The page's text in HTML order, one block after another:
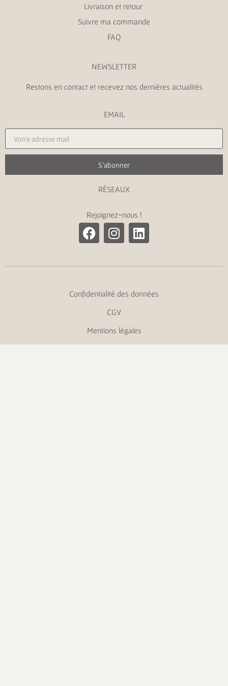
Livraison et retour
Suivre ma commande
FAQ
NEWSLETTER
Restons en contact et recevez nos dernières actualités
EMAIL
S'abonner
RÉSEAUX
Rejoignez-nous !
Confidentialité des données
CGV
Mentions légales